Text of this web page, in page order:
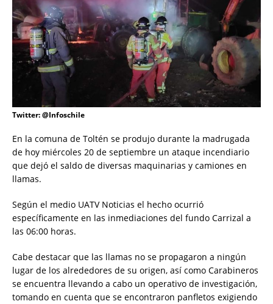
Twitter: @Infoschile
En la comuna de Toltén se produjo durante la madrugada
de hoy miércoles 20 de septiembre un ataque incendiario
que dejó el saldo de diversas maquinarias y camiones en
llamas.
Según el medio UATV Noticias el hecho ocurrió
específicamente en las inmediaciones del fundo Carrizal a
las 06:00 horas.
Cabe destacar que las llamas no se propagaron a ningún
lugar de los alrededores de su origen, así como Carabineros
se encuentra llevando a cabo un operativo de investigación,
tomando en cuenta que se encontraron panfletos exigiendo